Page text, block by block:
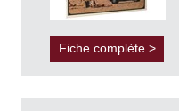
Fiche complète >